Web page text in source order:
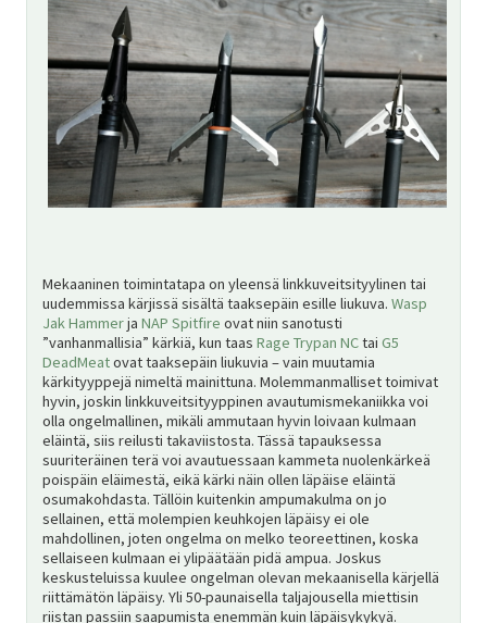
Mekaaninen toimintatapa on yleensä linkkuveitsityylinen tai
uudemmissa kärjissä sisältä taaksepäin esille liukuva. Wasp
Jak Hammerja NAP Spitfire ovat niin sanotusti
”vanhanmallisia” kärkiä, kun taas Rage Trypan NCtai G5
DeadMeatovat taaksepäin liukuvia – vain muutamia
kärkityyppejä nimeltä mainittuna. Molemmanmalliset toimivat
hyvin, joskin linkkuveitsityyppinen avautumismekaniikka voi
olla ongelmallinen, mikäli ammutaan hyvin loivaan kulmaan
eläintä, siis reilusti takaviistosta. Tässä tapauksessa
suuriteräinen terä voi avautuessaan kammeta nuolenkärkeä
poispäin eläimestä, eikä kärki näin ollen läpäise eläintä
osumakohdasta. Tällöin kuitenkin ampumakulma on jo
sellainen, että molempien keuhkojen läpäisy ei ole
mahdollinen, joten ongelma on melko teoreettinen, koska
sellaiseen kulmaan ei ylipäätään pidä ampua. Joskus
keskusteluissa kuulee ongelman olevan mekaanisella kärjellä
riittämätön läpäisy. Yli 50-paunaisella taljajousella miettisin
riistan passiin saapumista enemmän kuin läpäisykykyä.